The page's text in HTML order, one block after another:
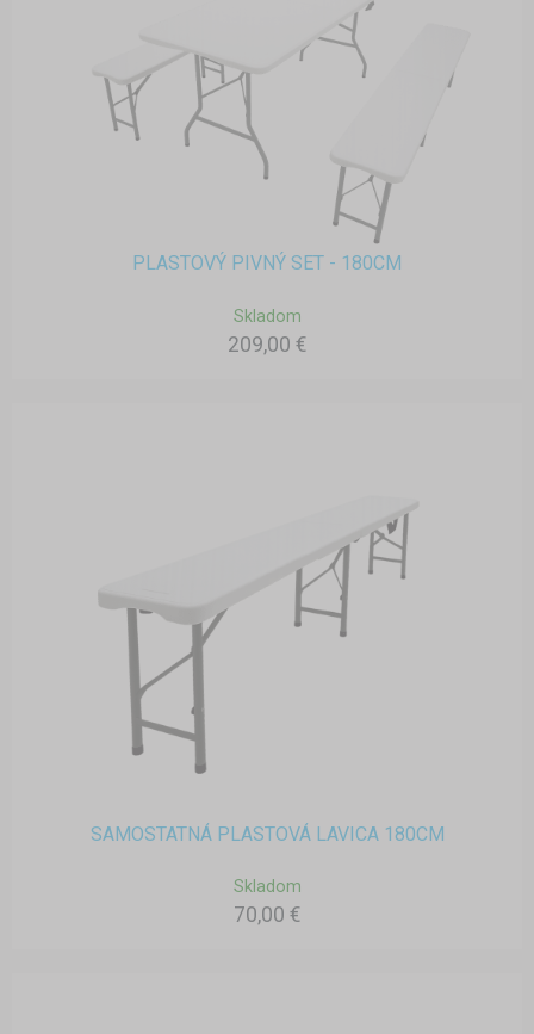
PLASTOVÝ PIVNÝ SET - 180CM
Skladom
209,00 €
SAMOSTATNÁ PLASTOVÁ LAVICA 180CM
Skladom
70,00 €